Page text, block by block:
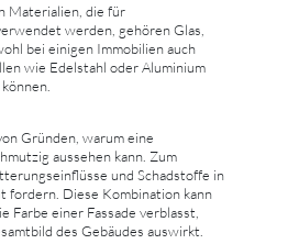
Materialien, die für
werden, gehören Glas,
bei einigen Immobilien auch
wie Edelstahl oder Aluminium
Gründen, warum eine
aussehen kann. Zum
und Schadstoffe in
fordern. Diese Kombination kann
Farbe einer Fassade verblasst,
des Gebäudes auswirkt.